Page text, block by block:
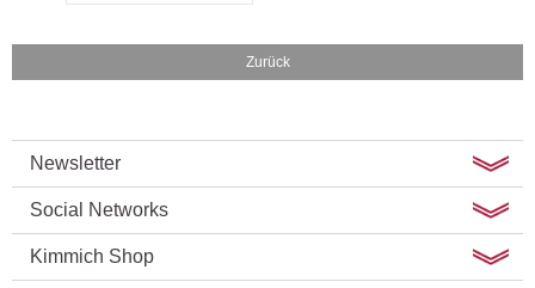
Zurück
Newsletter
Social Networks
Kimmich Shop